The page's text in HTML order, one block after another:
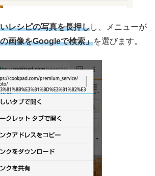
レシピの写真を長押しし、メニューが
画像をGoogleで検索」を選びます。